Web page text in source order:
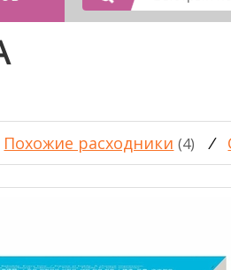
Похожие расходники (4) /